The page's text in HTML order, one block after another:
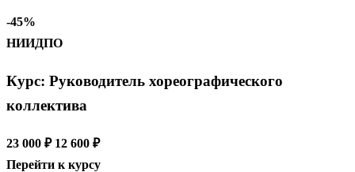
-45%
НИИДПО
Курс: Руководитель хореографического
коллектива
23 000 ₽ 12 600 ₽
Перейти к курсу